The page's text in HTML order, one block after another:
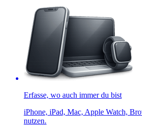
Erfasse, wo auch immer du bist
iPhone, iPad, Mac, Apple Watch,
nutzen.